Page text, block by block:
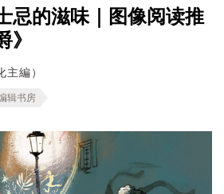
忌的滋味｜图像阅读推
》
主編）
辑书房